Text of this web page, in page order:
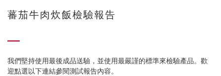
蕃茄牛肉炊飯檢驗報告
我們堅持使用最後成品送驗，並使用最嚴謹的標準來檢驗產品。歡
迎點選以下連結參閱測試報告內容。